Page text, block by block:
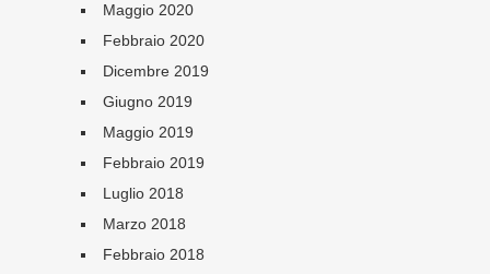
Maggio 2020
Febbraio 2020
Dicembre 2019
Giugno 2019
Maggio 2019
Febbraio 2019
Luglio 2018
Marzo 2018
Febbraio 2018